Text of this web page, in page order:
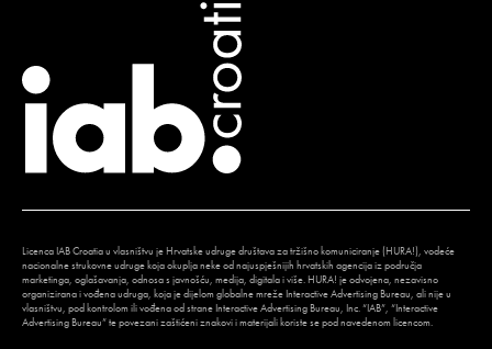
Licenca IAB Croatia u vlasništvu je Hrvatske udruge društava za tržišno komuniciranje (HURA!), vodeće
nacionalne strukovne udruge koja okuplja neke od najuspješnijih hrvatskih agencija iz područja
marketinga, oglašavanja, odnosa s javnošću, medija, digitala i više. HURA! je odvojena, nezavisno
organizirana i vođena udruga, koja je dijelom globalne mreže Interactive Advertising Bureau, ali nije u
vlasništvu, pod kontrolom ili vođena od strane Interactive Advertising Bureau, Inc. “IAB”, “Interactive
Advertising Bureau” te povezani zaštićeni znakovi i materijali koriste se pod navedenom licencom.